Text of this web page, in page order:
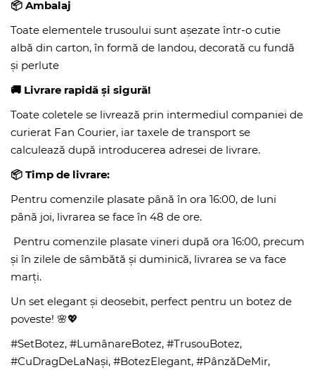
📦 Ambalaj
Toate elementele trusoului sunt așezate într-o cutie
albă din carton, în formă de landou, decorată cu fundă
și perlute
🚚 Livrare rapidă și sigură!
Toate coletele se livrează prin intermediul companiei de
curierat Fan Courier, iar taxele de transport se
calculează după introducerea adresei de livrare.
📦 Timp de livrare:
Pentru comenzile plasate până în ora 16:00, de luni
până joi, livrarea se face în 48 de ore.
Pentru comenzile plasate vineri după ora 16:00, precum
și în zilele de sâmbătă și duminică, livrarea se va face
marți.
Un set elegant și deosebit, perfect pentru un botez de
poveste! 🌸💖
#SetBotez, #LumânareBotez, #TrusouBotez,
#CuDragDeLaNași, #BotezElegant, #PânzăDeMir,